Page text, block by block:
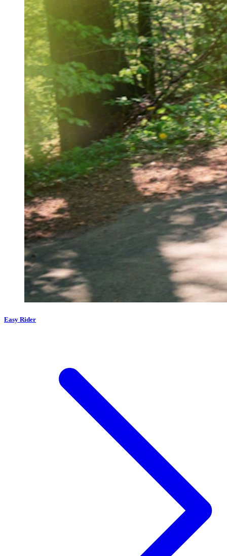
Easy Rider